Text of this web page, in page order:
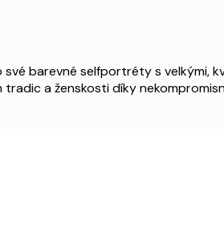
barevné selfportréty s velkými,
a ženskosti díky